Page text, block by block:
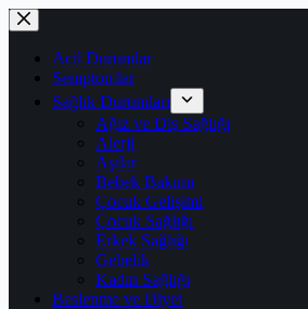
Skip
to
contentAcil Durumlar
Semptomlar
Sağlık Durumları
Ağız ve Diş Sağlığı
Alerji
Aşılar
Bebek Bakımı
Çocuk Gelişimi
Çocuk Sağlığı
Erkek Sağlığı
Gebelik
Kadın Sağlığı
Beslenme ve Diyet